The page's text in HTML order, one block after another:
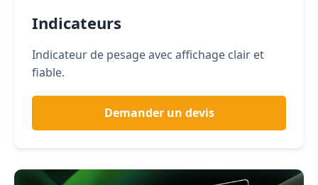
Indicateurs
Indicateur de pesage avec affichage clair et
fiable.
Demander un devis